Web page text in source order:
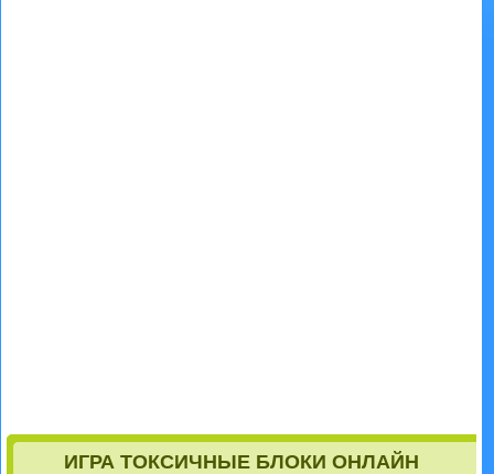
ИГРА ТОКСИЧНЫЕ БЛОКИ ОНЛАЙН